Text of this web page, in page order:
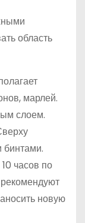
область
марлей.
слоем.
бинтами.
часов по
новую